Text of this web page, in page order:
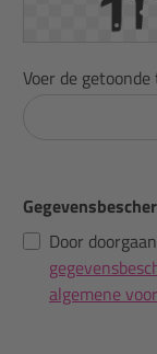
Voer de
Door
algemene